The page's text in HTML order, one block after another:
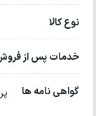
نوع کالا
خدمات پس از
گواهی نامه ها